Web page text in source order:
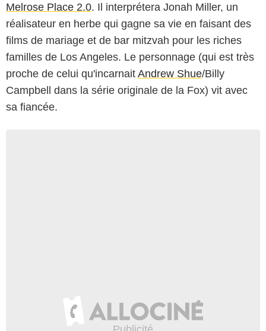
Melrose Place 2.0. Il interprétera Jonah Miller, un
réalisateur en herbe qui gagne sa vie en faisant des
films de mariage et de bar mitzvah pour les riches
familles de Los Angeles. Le personnage (qui est très
proche de celui qu'incarnait Andrew Shue/Billy
Campbell dans la série originale de la Fox) vit avec
sa fiancée.